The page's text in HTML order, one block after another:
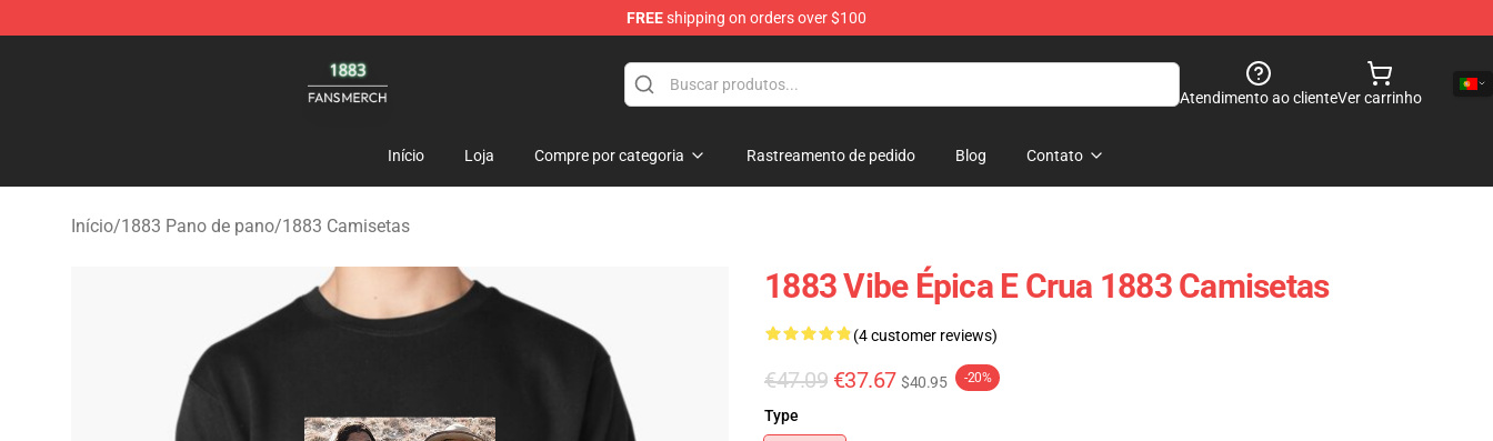
FREEshipping on orders over $100
Atendimento ao clienteVer carrinho
Início Loja Compre por categoria Rastreamento de pedido Blog Contato
Início/1883 Pano de pano/1883 Camisetas
1883 Vibe Épica E Crua 1883 Camisetas
(4 customer reviews)
€47.09 €37.67 $40.95 -20%
Type